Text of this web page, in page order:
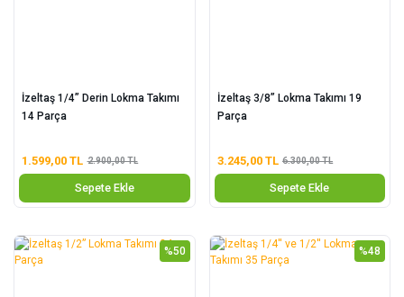
İzeltaş 1/4” Derin Lokma Takımı
14 Parça
1.599,00 TL 2.900,00 TL
Sepete Ekle
İzeltaş 3/8” Lokma Takımı 19
Parça
3.245,00 TL 6.300,00 TL
Sepete Ekle
%50 %48